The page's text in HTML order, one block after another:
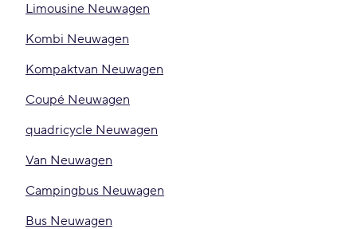
Limousine Neuwagen
Kombi Neuwagen
Kompaktvan Neuwagen
Coupé Neuwagen
quadricycle Neuwagen
Van Neuwagen
Campingbus Neuwagen
Bus Neuwagen